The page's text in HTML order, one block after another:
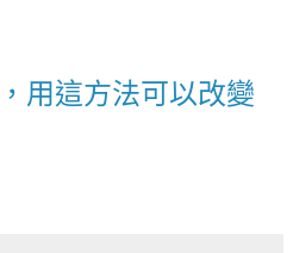
用這方法可以改變